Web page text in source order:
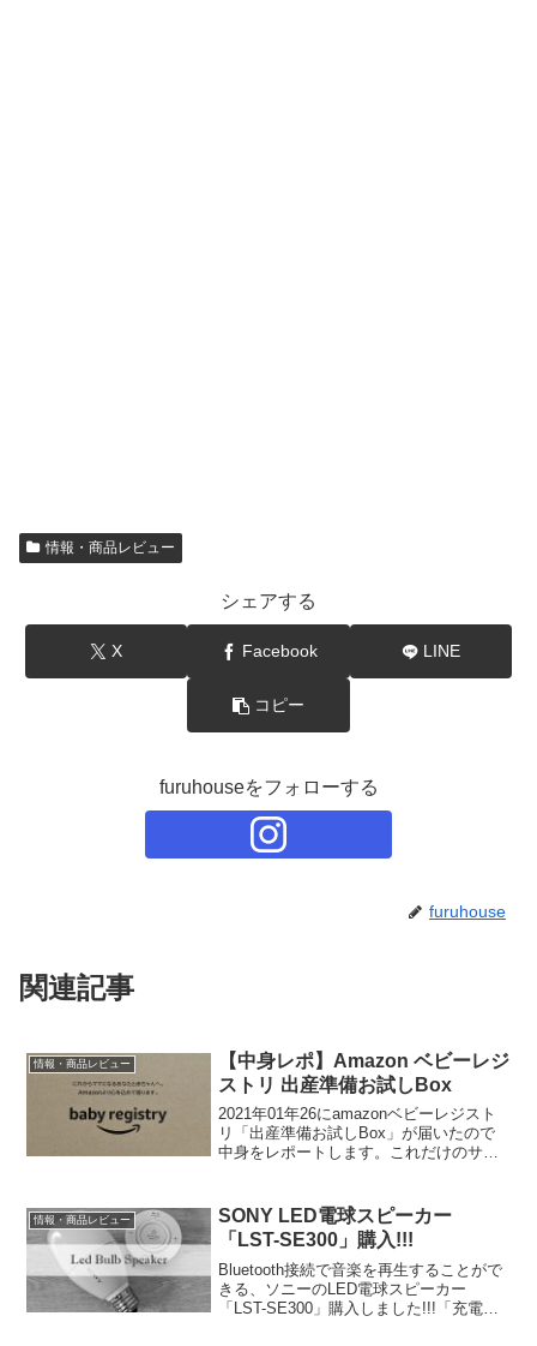
情報・商品レビュー
シェアする
X Facebook LINE
コピー
furuhouseをフォローする
furuhouse
関連記事
情報・商品レビュー
【中身レポ】Amazon ベビーレジ
ストリ 出産準備お試しBox
2021年01年26にamazonベビーレジスト
リ「出産準備お試しBox」が届いたので
中身をレポートします。これだけのサン
う。妻は絵本を一冊も準備していなの
で、サンプルでも嬉しかったようです。
情報・商品レビュー
SONY LED電球スピーカー
「LST-SE300」購入!!!
Bluetooth接続で音楽を再生することがで
きる、ソニーのLED電球スピーカー
「LST-SE300」購入しました!!!「充電・